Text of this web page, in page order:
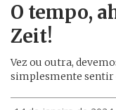
O tempo,
Zeit!
Vez ou outra,
simplesmente sentir